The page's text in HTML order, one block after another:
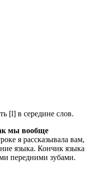
[l] в середине слов.
мы вообще
я рассказывала вам,
языка. Кончик языка
передними зубами.